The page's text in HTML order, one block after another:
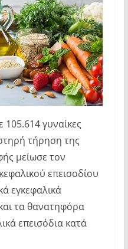
105.614 γυναίκες
τήρηση της
μείωσε τον
επεισοδίου
εγκεφαλικά
τα θανατηφόρα
επεισόδια κατά